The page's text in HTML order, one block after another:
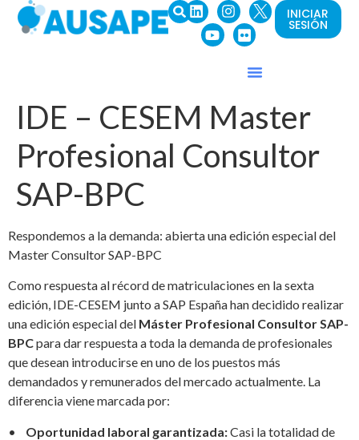
INICIAR
SESIÓN
IDE – CESEM Master
Profesional Consultor
SAP-BPC
Respondemos a la demanda: abierta una edición especial del
Master Consultor SAP-BPC
Como respuesta al récord de matriculaciones en la sexta
edición, IDE-CESEM junto a SAP España han decidido realizar
una edición especial del Máster Profesional Consultor SAP-
BPCpara dar respuesta a toda la demanda de profesionales
que desean introducirse en uno de los puestos más
demandados y remunerados del mercado actualmente. La
diferencia viene marcada por:
• Oportunidad laboral garantizada:Casi la totalidad de